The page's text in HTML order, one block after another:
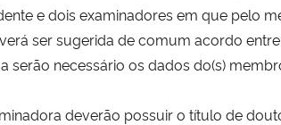
e dois examinadores em que pelo
ser sugerida de comum acordo
serão necessário os dados do(s)
deverão possuir o título de